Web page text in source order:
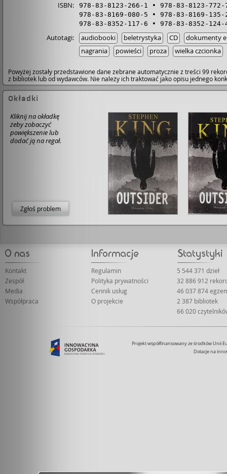
ISBN: 978-83-8123-266-1
978-83-8123-772-
978-83-8169-080-5
978-83-8169-135-
978-83-8352-117-6
978-83-8352-124-
Autotagi: audiobooki beletrystyka CD
dokumenty
nagrania
powieści proza wielka czcionka
Powyżej zostały przedstawione dane zebrane automatycznie z treści 99
z bibliotek lub od wydawców. Nie należy ich traktować jako opisu jednego
Okładki
Kliknij na okładkę
żeby zobaczyć
powiększenie lub
dodać ją na regał.
Zgłoś problem
Kontakt
Zespół
Media
Współpraca
Regulamin
Polityka prywatności
Cennik usług
O projekcie
5 544 371 dzieł
32 886 912
46 037 874
2 387 bibliotek
66 020
Projekt współfinansowany ze środków Unii
Dotacje na